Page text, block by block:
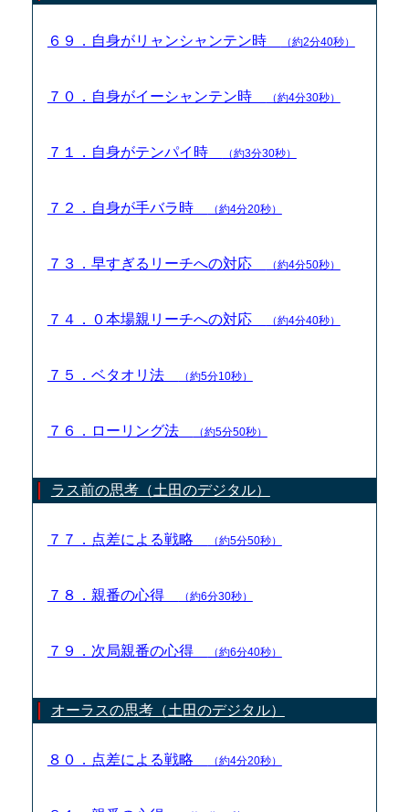
６９．自身がリャンシャンテン時 （約2分40秒）
７０．自身がイーシャンテン時 （約4分30秒）
７１．自身がテンパイ時 （約3分30秒）
７２．自身が手バラ時 （約4分20秒）
７３．早すぎるリーチへの対応 （約4分50秒）
７４．０本場親リーチへの対応 （約4分40秒）
７５．ベタオリ法 （約5分10秒）
７６．ローリング法 （約5分50秒）
ラス前の思考（土田のデジタル）
７７．点差による戦略 （約5分50秒）
７８．親番の心得 （約6分30秒）
７９．次局親番の心得 （約6分40秒）
オーラスの思考（土田のデジタル）
８０．点差による戦略 （約4分20秒）